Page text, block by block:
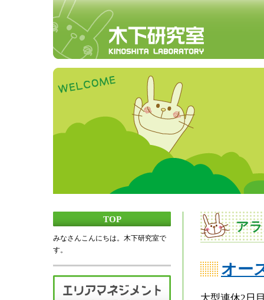
TOP
みなさんこんにちは。木下研究室で
す。
ア
オー